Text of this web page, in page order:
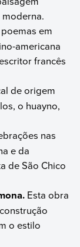
em
americana
francês
de origem
o huayno,
nas
e da
de São Chico
Esta obra
o estilo